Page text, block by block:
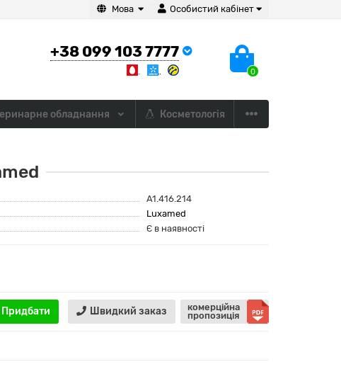
Особистий кабінет
Мова
+38 099 103 7777
0
обладнання Косметологія
A1.416.214
Luxamed
Є в наявності
Придбати Швидкий заказ
комерційна
пропозиція